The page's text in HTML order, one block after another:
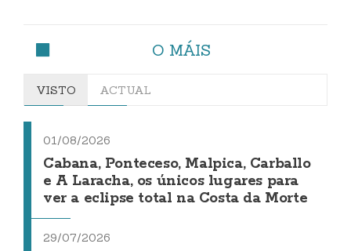
O MÁIS
VISTO ACTUAL
01/08/2026
Cabana, Ponteceso, Malpica, Carballo
e A Laracha, os únicos lugares para
ver a eclipse total na Costa da Morte
29/07/2026